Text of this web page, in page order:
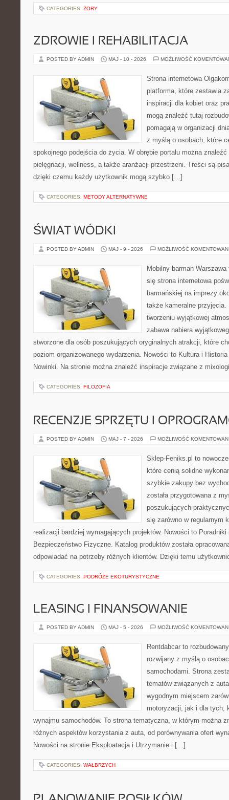
CATEGORIES: ŻORY
ZDROWIE I REHABILITACJA
POSTED BY ADMIN MAJ - 10 - 2026 MOŻLIWOŚĆ
Strona internetowa
platforma, które zestawia
inspiracji dla kobiet oraz
mogą znaleźć tutaj
pomagają w organizacji
z myślą o osobach, które
spokojnego podejścia do życia. W obrębie portalu można
pielęgnacji, wellness, a także aranżacji przestrzeni. Treści są
dzięki czemu każdy użytkownik mogą szybko […]
CATEGORIES: METODY ALTERNATYWNE
ŚWIAT WÓDKI
POSTED BY ADMIN MAJ - 9 - 2026 MOŻLIWOŚĆ
Mobilny barman
się strona internetowa
barmańskiej na imprezy
także kameralne
tworzeniu wyjątkowej
zabawa nabiera
stworzone dla osób poszukujących oryginalnych atrakcji, które
poziom organizowanego wydarzenia. Nowości to Kultura i
Nowinki. Na stronie można znaleźć inspiracje związane z
CATEGORIES: FILOZOFIA
RECENZJE SPRZĘTU I
POSTED BY ADMIN MAJ - 7 - 2026 MOŻLIWOŚĆ
Sklep-Feniks.pl to
które cenią solidne
szybkie zakupy bez
została przygotowana z
poszukujących
się zarówno w regularnym
realizacji bardziej wymagających projektów. Nowości to
Bezpieczeństwo Fizyczne. Katalog produktów została
odpowiadać na potrzeby różnych klientów. Dzięki temu
CATEGORIES: PODRÓŻE EKOTURYSTYCZNE
LEASING I FINANSOWANIE
POSTED BY ADMIN MAJ - 5 - 2026 MOŻLIWOŚĆ
Rentdabcar to
rozwijany z myślą o
samochodami. Strona
tematów związanych z
wygodnym miejscem
motoryzacji, jak i dla tych,
wynajmu samochodów. To strona tematyczna, w którym można
różnych aspektów korzystania z auta, od porównywania ofert
Nowości na stronie Eksploatacja i Utrzymanie i […]
CATEGORIES: WAŁBRZYCH